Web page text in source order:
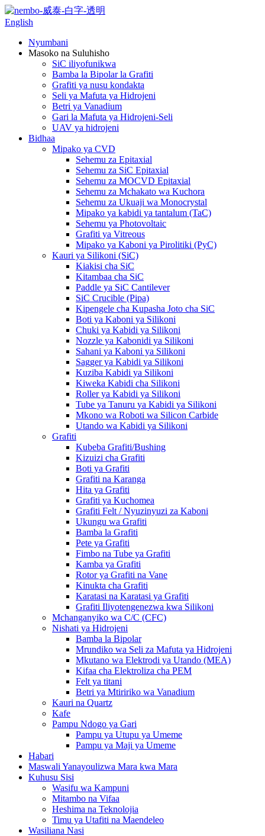
English
Nyumbani
Masoko na Suluhisho
SiC iliyofunikwa
Bamba la Bipolar la Grafiti
Grafiti ya nusu kondakta
Seli ya Mafuta ya Hidrojeni
Betri ya Vanadium
Gari la Mafuta ya Hidrojeni-Seli
UAV ya hidrojeni
Bidhaa
Mipako ya CVD
Sehemu za Epitaxial
Sehemu za SiC Epitaxial
Sehemu za MOCVD Epitaxial
Sehemu za Mchakato wa Kuchora
Sehemu za Ukuaji wa Monocrystal
Mipako ya kabidi ya tantalum (TaC)
Sehemu ya Photovoltaic
Grafiti ya Vitreous
Mipako ya Kaboni ya Pirolitiki (PyC)
Kauri ya Silikoni (SiC)
Kiakisi cha SiC
Kitambaa cha SiC
Paddle ya SiC Cantilever
SiC Crucible (Pipa)
Kipengele cha Kupasha Joto cha SiC
Boti ya Kaboni ya Silikoni
Chuki ya Kabidi ya Silikoni
Nozzle ya Kabonidi ya Silikoni
Sahani ya Kaboni ya Silikoni
Sagger ya Kabidi ya Silikoni
Kuziba Kabidi ya Silikoni
Kiweka Kabidi cha Silikoni
Roller ya Kabidi ya Silikoni
Tube ya Tanuru ya Kabidi ya Silikoni
Mkono wa Roboti wa Silicon Carbide
Utando wa Kabidi ya Silikoni
Grafiti
Kubeba Grafiti/Bushing
Kizuizi cha Grafiti
Boti ya Grafiti
Grafiti na Karanga
Hita ya Grafiti
Grafiti ya Kuchomea
Grafiti Felt / Nyuzinyuzi za Kaboni
Ukungu wa Grafiti
Bamba la Grafiti
Pete ya Grafiti
Fimbo na Tube ya Grafiti
Kamba ya Grafiti
Rotor ya Grafiti na Vane
Kinukta cha Grafiti
Karatasi na Karatasi ya Grafiti
Grafiti Iliyotengenezwa kwa Silikoni
Mchanganyiko wa C/C (CFC)
Nishati ya Hidrojeni
Bamba la Bipolar
Mrundiko wa Seli za Mafuta ya Hidrojeni
Mkutano wa Elektrodi ya Utando (MEA)
Kifaa cha Elektroliza cha PEM
Felt ya titani
Betri ya Mtiririko wa Vanadium
Kauri na Quartz
Kafe
Pampu Ndogo ya Gari
Pampu ya Utupu ya Umeme
Pampu ya Maji ya Umeme
Habari
Maswali Yanayoulizwa Mara kwa Mara
Kuhusu Sisi
Wasifu wa Kampuni
Mitambo na Vifaa
Heshima na Teknolojia
Timu ya Utafiti na Maendeleo
Wasiliana Nasi